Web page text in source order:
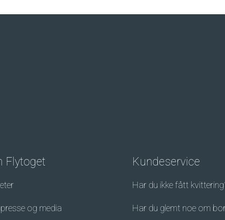
Flytoget
og media
Kundeservice
Har du ikke fått
Har du glemt noe om